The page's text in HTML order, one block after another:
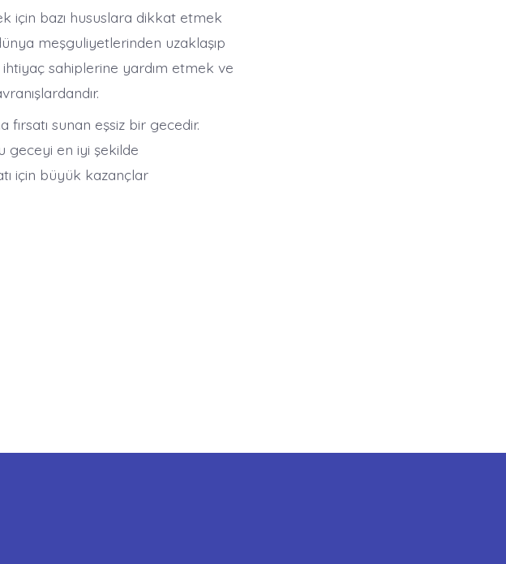
için bazı hususlara dikkat etmek
meşguliyetlerinden uzaklaşıp
sahiplerine yardım etmek ve
sunan eşsiz bir gecedir.
geceyi en iyi şekilde
için büyük kazançlar